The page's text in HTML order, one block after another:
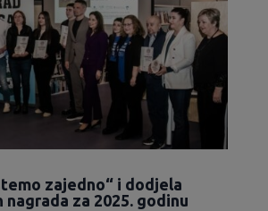
zajedno“ i dodjela
za 2025. godinu